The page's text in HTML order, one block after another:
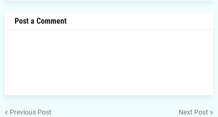
Post a Comment
Previous Post Next Post